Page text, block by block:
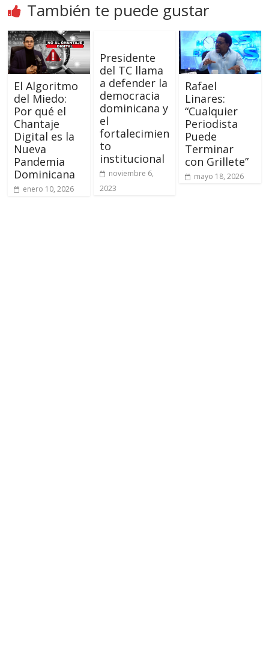
También te puede gustar
El Algoritmo
del Miedo:
Por qué el
Chantaje
Digital es la
Nueva
Pandemia
Dominicana
enero 10, 2026
Presidente
del TC llama
a defender la
democracia
dominicana y
el
fortalecimien
to
institucional
noviembre 6,
2023
Rafael
Linares:
“Cualquier
Periodista
Puede
Terminar
con Grillete”
mayo 18, 2026